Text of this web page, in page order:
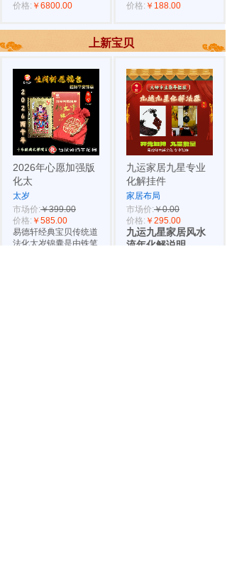
价格: ￥6800.00
价格: ￥188.00
2026年心愿加强版
化太
太岁
市场价:￥399.00
价格: ￥585.00
易德轩经典宝贝传统道
法化太岁锦囊是由铁笔
九运家居九星专业
化解挂件
家居布局
市场价:￥0.00
价格: ￥295.00
九运九星家居风水
流年化解说明
上新宝贝